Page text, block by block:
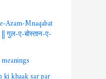
Azam-Mnaqabat
गुल-ए-बोस्तान-ए-
ki khaak sar par